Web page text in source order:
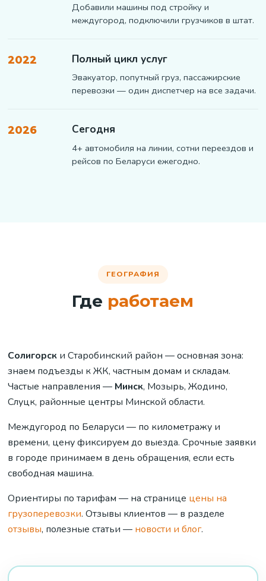
Добавили машины под стройку и
междугород, подключили грузчиков в штат.
2022 Полный цикл услуг
Эвакуатор, попутный груз, пассажирские
перевозки — один диспетчер на все задачи.
2026 Сегодня
4+ автомобиля на линии, сотни переездов и
рейсов по Беларуси ежегодно.
ГЕОГРАФИЯ
Где работаем
Солигорск и Старобинский район — основная зона:
знаем подъезды к ЖК, частным домам и складам.
Частые направления — Минск, Мозырь, Жодино,
Слуцк, районные центры Минской области.
Междугород по Беларуси — по километражу и
времени, цену фиксируем до выезда. Срочные заявки
в городе принимаем в день обращения, если есть
свободная машина.
Ориентиры по тарифам — на странице цены на
грузоперевозки. Отзывы клиентов — в разделе
отзывы, полезные статьи — новости и блог.